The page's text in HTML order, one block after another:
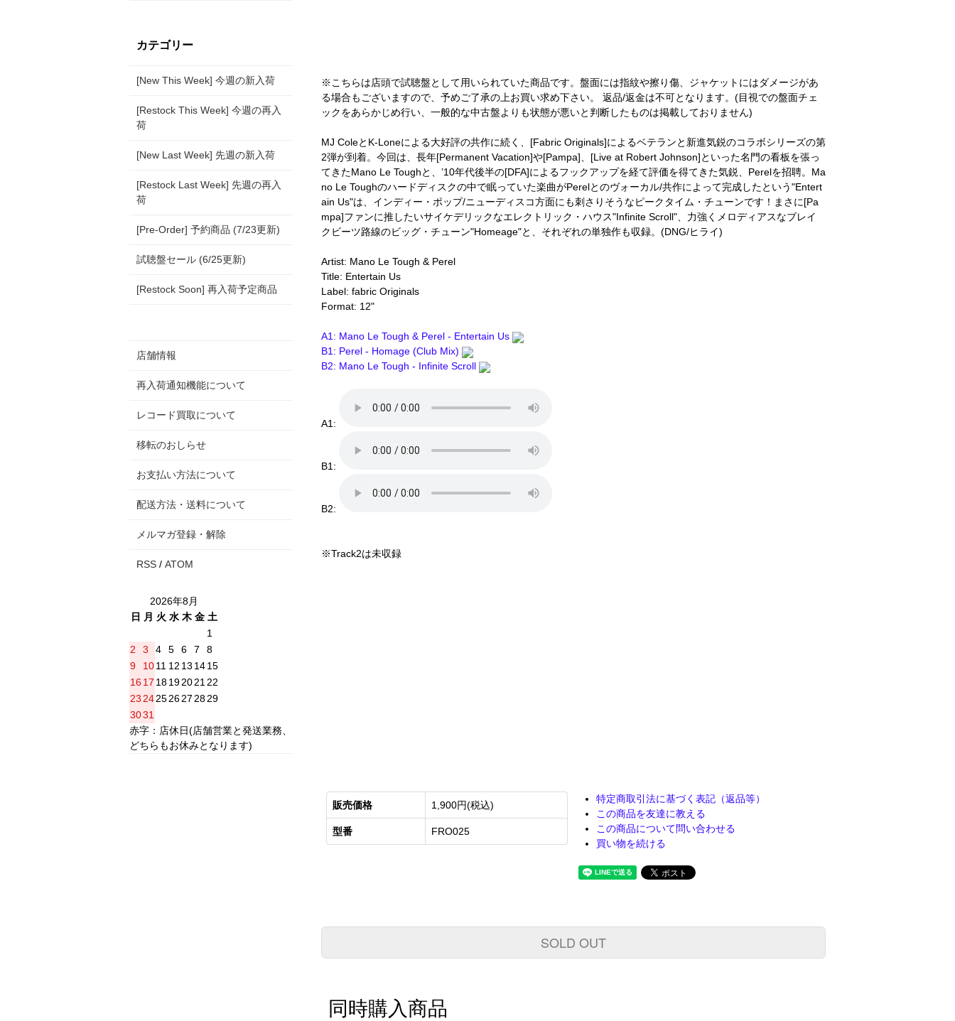
※こちらは店頭で試聴盤として用いられていた商品です。盤面には指紋や擦り傷、ジャケットにはダメージがあ
る場合もございますので、予めご了承の上お買い求め下さい。 返品/返金は不可となります。(目視での盤面チェ
ックをあらかじめ行い、一般的な中古盤よりも状態が悪いと判断したものは掲載しておりません)
MJ ColeとK-Loneによる大好評の共作に続く、[Fabric Originals]によるベテランと新進気鋭のコラボシリーズの第
2弾が到着。今回は、長年[Permanent Vacation]や[Pampa]、[Live at Robert Johnson]といった名門の看板を張っ
てきたMano Le Toughと、’10年代後半の[DFA]によるフックアップを経て評価を得てきた気鋭、Perelを招聘。Ma
no Le Toughのハードディスクの中で眠っていた楽曲がPerelとのヴォーカル/共作によって完成したという"Entert
ain Us"は、インディー・ポップ/ニューディスコ方面にも刺さりそうなピークタイム・チューンです！まさに[Pa
mpa]ファンに推したいサイケデリックなエレクトリック・ハウス"Infinite Scroll"、力強くメロディアスなブレイ
クビーツ路線のビッグ・チューン"Homeage"と、それぞれの単独作も収録。(DNG/ヒライ)
Artist: Mano Le Tough & Perel
Title: Entertain Us
Label: fabric Originals
Format: 12"
A1: Mano Le Tough & Perel - Entertain Us
B1: Perel - Homage (Club Mix)
B2: Mano Le Tough - Infinite Scroll
A1:
B1:
B2:
※Track2は未収録
販売価格 1,900円(税込)
型番 FRO025
特定商取引法に基づく表記（返品等）
この商品を友達に教える
この商品について問い合わせる
買い物を続ける
SOLD OUT
同時購入商品
カテゴリー
[New This Week] 今週の新入荷
[Restock This Week] 今週の再入
荷
[New Last Week] 先週の新入荷
[Restock Last Week] 先週の再入
荷
[Pre-Order] 予約商品 (7/23更新)
試聴盤セール (6/25更新)
[Restock Soon] 再入荷予定商品
店舗情報
再入荷通知機能について
レコード買取について
移転のおしらせ
お支払い方法について
配送方法・送料について
メルマガ登録・解除
RSS / ATOM
2026年8月
日
月 火 水 木 金 土
1
2
3 4 5 6 7
8
9
1011 12 13 1415
16 17 18192021 22
23 24252627 2829
3031
赤字：店休日(店舗営業と発送業務、
どちらもお休みとなります)